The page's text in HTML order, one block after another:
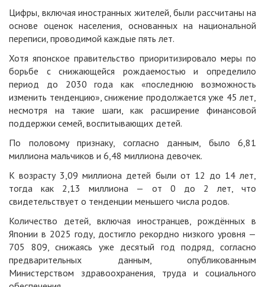
Цифры, включая иностранных жителей, были рассчитаны на
основе оценок населения, основанных на национальной
переписи, проводимой каждые пять лет.
Хотя японское правительство приоритизировало меры по
борьбе с снижающейся рождаемостью и определило
период до 2030 года как «последнюю возможность
изменить тенденцию», снижение продолжается уже 45 лет,
несмотря на такие шаги, как расширение финансовой
поддержки семей, воспитывающих детей.
По половому признаку, согласно данным, было 6,81
миллиона мальчиков и 6,48 миллиона девочек.
К возрасту 3,09 миллиона детей были от 12 до 14 лет,
тогда как 2,13 миллиона — от 0 до 2 лет, что
свидетельствует о тенденции меньшего числа родов.
Количество детей, включая иностранцев, рождённых в
Японии в 2025 году, достигло рекордно низкого уровня —
705 809, снижаясь уже десятый год подряд, согласно
предварительных данным, опубликованным
Министерством здравоохранения, труда и социального